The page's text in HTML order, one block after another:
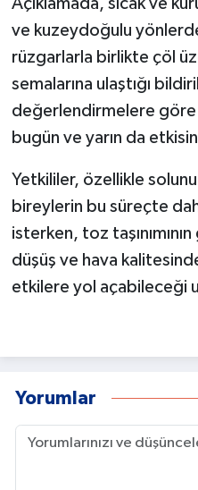
ve kuzeydoğulu
rüzgarlarla birlikte çöl
semalarına ulaştığı
değerlendirmelere göre
bugün ve yarın da
Yetkililer, özellikle
bireylerin bu süreçte
isterken, toz
düşüş ve hava
etkilere yol açabileceği
Yorumlar